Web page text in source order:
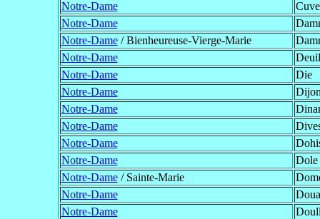
Notre-Dame
Notre-Dame
Notre-Dame/ Bienheureuse-Vierge-Marie
Notre-Dame
Notre-Dame
Die
Notre-Dame
Notre-Dame
Notre-Dame
Notre-Dame
Notre-Dame
Dole
Notre-Dame/ Sainte-Marie
Notre-Dame
Notre-Dame